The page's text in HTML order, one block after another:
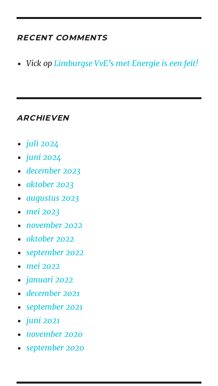
RECENT COMMENTS
Vick opLimburgse VvE’s met Energie is een feit!
ARCHIEVEN
juli 2024
juni 2024
december 2023
oktober 2023
augustus 2023
mei 2023
november 2022
oktober 2022
september 2022
mei 2022
januari 2022
december 2021
september 2021
juni 2021
november 2020
september 2020